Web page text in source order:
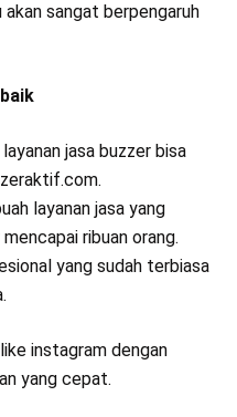
sangat berpengaruh
jasa buzzer bisa
layanan jasa yang
ribuan orang.
yang sudah terbiasa
instagram dengan
yang cepat.